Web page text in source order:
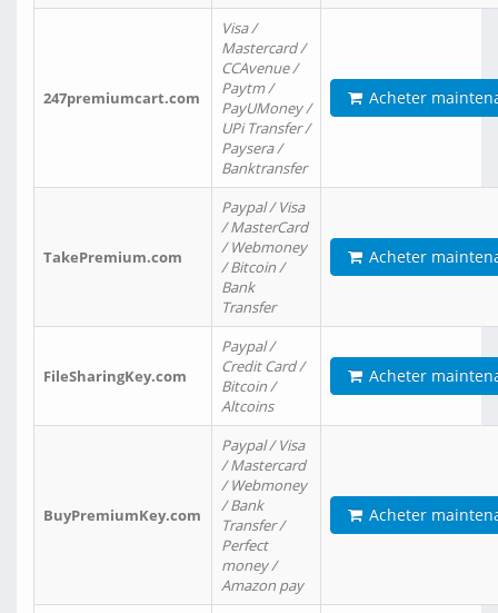
247premiumcart.com
Visa /
Mastercard /
CCAvenue /
Paytm /
PayUMoney /
UPi Transfer /
Paysera /
Banktransfer
Acheter
TakePremium.com
Paypal / Visa
/ MasterCard
/ Webmoney
/ Bitcoin /
Bank
Transfer
Acheter
FileSharingKey.com
Paypal /
Credit Card /
Bitcoin /
Altcoins
Acheter
BuyPremiumKey.com
Paypal / Visa
/ Mastercard
/ Webmoney
/ Bank
Transfer /
Perfect
money /
Amazon pay
Acheter